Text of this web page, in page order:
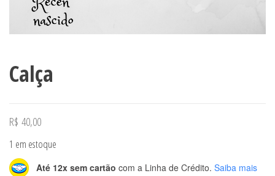
Calça
R$ 40,00
1 em estoque
Até 12x sem cartão com a Linha de Crédito. Saiba mais